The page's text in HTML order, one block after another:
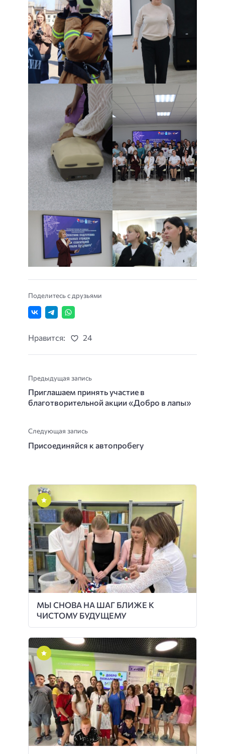
Поделитесь с друзьями
Нравится: 24
Предыдущая запись
Приглашаем принять участие в
благотворительной акции «Добро в лапы»
Следующая запись
Присоединяйся к автопробегу
МЫ СНОВА НА ШАГ БЛИЖЕ К
ЧИСТОМУ БУДУЩЕМУ